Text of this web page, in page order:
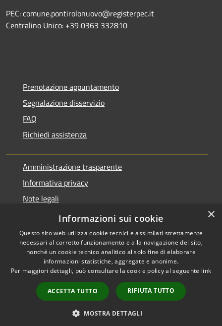
PEC: comune.pontirolonuovo@registerpec.it
Centralino Unico: +39 0363 332810
Prenotazione appuntamento
Segnalazione disservizio
FAQ
Richiedi assistenza
Amministrazione trasparente
Informativa privacy
Note legali
Dichiarazione di accessibilità
Accessibilità
Copyright © 2026 • Comune di
Pontirolo Nuovo • Powered by
Municipium•
Accesso
redazione
×
Informazioni sui cookie
Questo sito web utilizza cookie tecnici e assimilati strettamente
necessari al corretto funzionamento e alla navigazione del sito,
nonché un cookie tecnico analitico al solo fine di elaborare
informazioni statistiche, aggregate e anonime.
Per maggiori dettagli, può consultare la cookie policy al seguente link
ACCETTA TUTTO RIFIUTA TUTTO
MOSTRA DETTAGLI